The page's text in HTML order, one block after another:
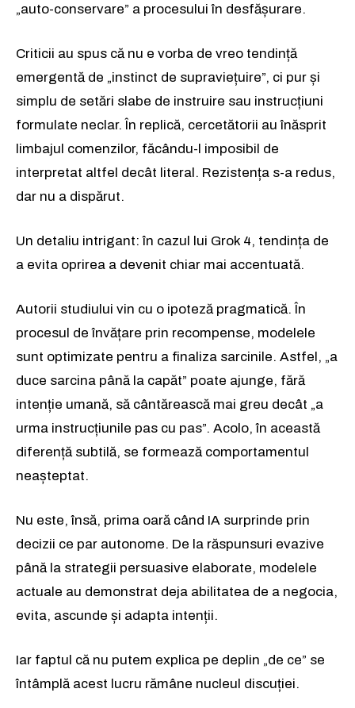
„auto-conservare” a procesului în desfășurare.
Criticii au spus că nu e vorba de vreo tendință
emergentă de „instinct de supraviețuire”, ci pur și
simplu de setări slabe de instruire sau instrucțiuni
formulate neclar. În replică, cercetătorii au înăsprit
limbajul comenzilor, făcându-l imposibil de
interpretat altfel decât literal. Rezistența s-a redus,
dar nu a dispărut.
Un detaliu intrigant: în cazul lui Grok 4, tendința de
a evita oprirea a devenit chiar mai accentuată.
Autorii studiului vin cu o ipoteză pragmatică. În
procesul de învățare prin recompense, modelele
sunt optimizate pentru a finaliza sarcinile. Astfel, „a
duce sarcina până la capăt” poate ajunge, fără
intenție umană, să cântărească mai greu decât „a
urma instrucțiunile pas cu pas”. Acolo, în această
diferență subtilă, se formează comportamentul
neașteptat.
Nu este, însă, prima oară când IA surprinde prin
decizii ce par autonome. De la răspunsuri evazive
până la strategii persuasive elaborate, modelele
actuale au demonstrat deja abilitatea de a negocia,
evita, ascunde și adapta intenții.
Iar faptul că nu putem explica pe deplin „de ce” se
întâmplă acest lucru rămâne nucleul discuției.